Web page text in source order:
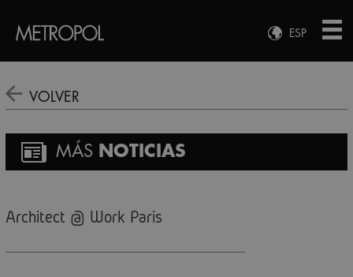
ESP
ENG
VOLVER
MÁS NOTICIAS
Architect @ Work Paris